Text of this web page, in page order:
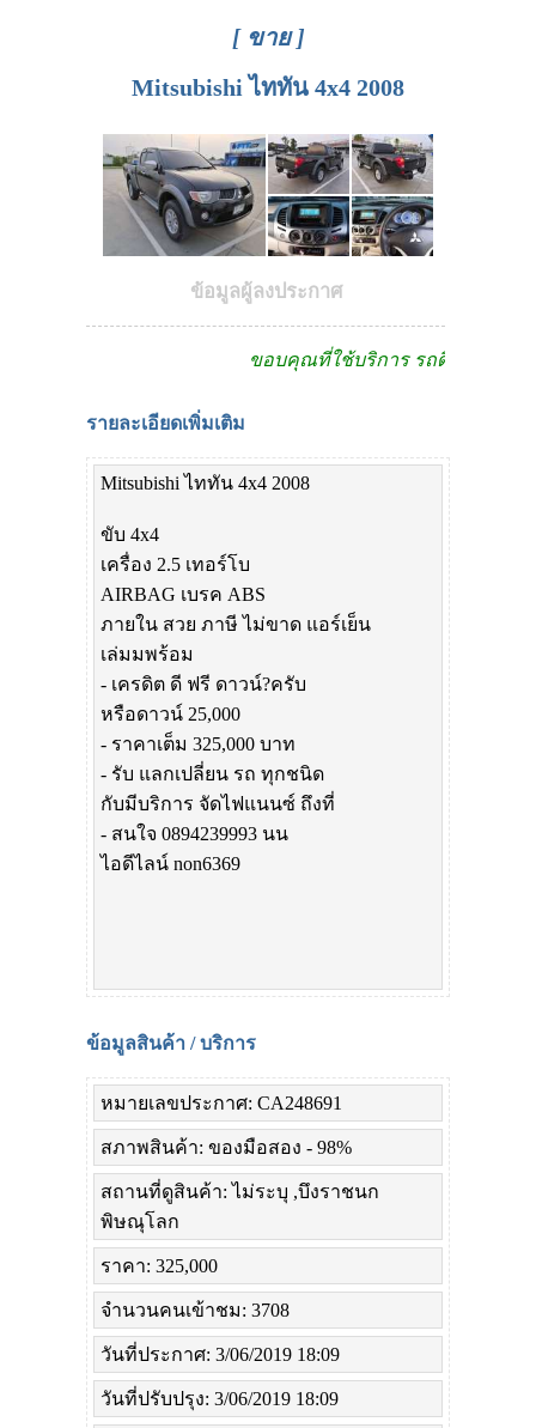
[ ขาย ]
Mitsubishi ไททัน 4x4 2008
ข้อมูลผู้ลงประกาศ
ขอบคุณที่ใช้บริการ รถดีดีดอทคอม
รายละเอียดเพิ่มเติม
Mitsubishi ไททัน 4x4 2008
ขับ 4x4
เครื่อง 2.5 เทอร์โบ
AIRBAG เบรค ABS
ภายใน สวย ภาษี ไม่ขาด แอร์เย็น
เล่มมพร้อม
- เครดิต ดี ฟรี ดาวน์?ครับ
หรือดาวน์ 25,000
- ราคาเต็ม 325,000 บาท
- รับ แลกเปลี่ยน รถ ทุกชนิด
กับมีบริการ จัดไฟแนนซ์ ถึงที่
- สนใจ 0894239993 นน
ไอดีไลน์ non6369
ข้อมูลสินค้า / บริการ
หมายเลขประกาศ: CA248691
สภาพสินค้า: ของมือสอง - 98%
สถานที่ดูสินค้า: ไม่ระบุ ,บึงราชนก
พิษณุโลก
ราคา: 325,000
จำนวนคนเข้าชม: 3708
วันที่ประกาศ: 3/06/2019 18:09
วันที่ปรับปรุง: 3/06/2019 18:09